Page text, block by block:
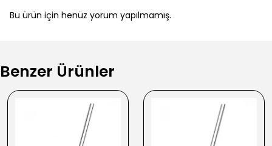
Bu ürün için henüz yorum yapılmamış.
Benzer Ürünler